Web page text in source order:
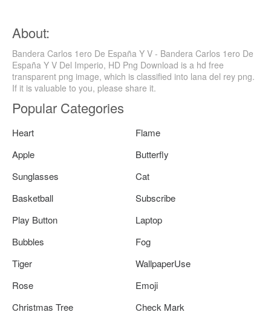
About:
Bandera Carlos 1ero De España Y V - Bandera Carlos 1ero De
España Y V Del Imperio, HD Png Download is a hd free
transparent png image, which is classified into lana del rey png.
If it is valuable to you, please share it.
Popular Categories
Heart
Flame
Apple
Butterfly
Sunglasses
Cat
Basketball
Subscribe
Play Button
Laptop
Bubbles
Fog
Tiger
WallpaperUse
Rose
Emoji
Christmas Tree
Check Mark